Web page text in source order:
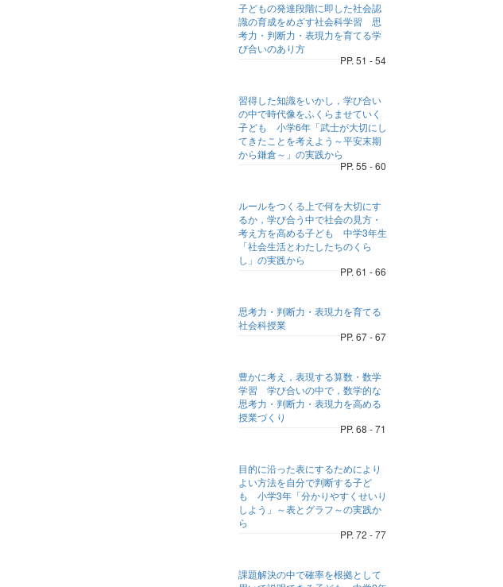
子どもの発達段階に即した社会認
識の育成をめざす社会科学習 思
考力・判断力・表現力を育てる学
び合いのあり方
PP. 51 - 54
習得した知識をいかし，学び合い
の中で時代像をふくらませていく
子ども 小学6年「武士が大切にし
てきたことを考えよう～平安末期
から鎌倉～」の実践から
PP. 55 - 60
ルールをつくる上で何を大切にす
るか，学び合う中で社会の見方・
考え方を高める子ども 中学3年生
「社会生活とわたしたちのくら
し」の実践から
PP. 61 - 66
思考力・判断力・表現力を育てる
社会科授業
PP. 67 - 67
豊かに考え，表現する算数・数学
学習 学び合いの中で，数学的な
思考力・判断力・表現力を高める
授業づくり
PP. 68 - 71
目的に沿った表にするためにより
よい方法を自分で判断する子ど
も 小学3年「分かりやすくせいり
しよう」～表とグラフ～の実践か
ら
PP. 72 - 77
課題解決の中で確率を根拠として